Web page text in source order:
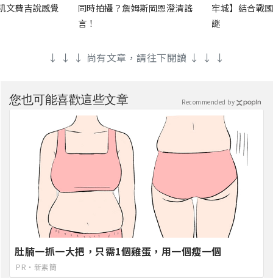
文費吉說感覺
同時拍攝？詹姆斯岡恩澄清謠
言！
牢城】結合戰
謎
↓ ↓ ↓ 尚有文章，請往下閱讀 ↓ ↓ ↓
您也可能喜歡這些文章
肚腩一抓一大把，只需1個雞蛋，用一個瘦一個
PR・新素簡
Recommended by